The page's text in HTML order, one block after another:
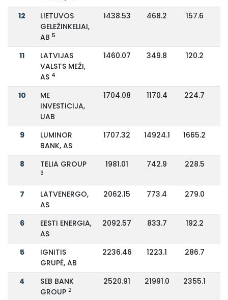
12
LIETUVOS
GELEŽINKELIAI,
AB 5
1438.53 468.2 157.6
11
LATVIJAS
VALSTS MEŽI,
AS 4
1460.07 349.8 120.2
10
ME
INVESTICIJA,
UAB
1704.08 1170.4 224.7
9
LUMINOR
BANK, AS
1707.32 14924.1 1665.2
8 TELIA GROUP
3
1981.01 742.9 228.5
7
LATVENERGO,
AS
2062.15 773.4 279.0
6
EESTI ENERGIA,
AS
2092.57 833.7 192.2
5
IGNITIS
GRUPĖ, AB
2236.46 1223.1 286.7
4
SEB BANK
GROUP 2
2520.91 21991.0 2355.1